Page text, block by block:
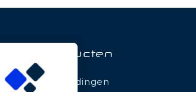
Producten
Aanbiedingen